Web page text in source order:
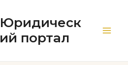
Юридическ
ий портал